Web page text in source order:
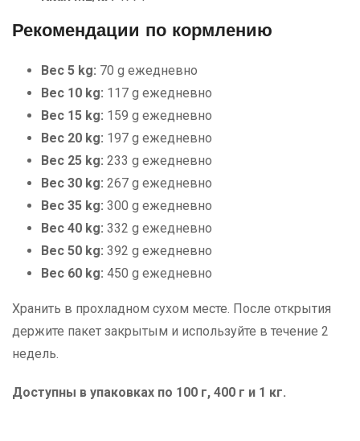
Рекомендации по кормлению
Вес 5 kg: 70 g ежедневно
Вес 10 kg: 117 g ежедневно
Вес 15 kg: 159 g ежедневно
Вес 20 kg: 197 g ежедневно
Вес 25 kg: 233 g ежедневно
Вес 30 kg: 267 g ежедневно
Вес 35 kg: 300 g ежедневно
Вес 40 kg: 332 g ежедневно
Вес 50 kg: 392 g ежедневно
Вес 60 kg: 450 g ежедневно
Хранить в прохладном сухом месте. После открытия
держите пакет закрытым и используйте в течение 2
недель.
Доступны в упаковках по 100 г, 400 г и 1 кг.